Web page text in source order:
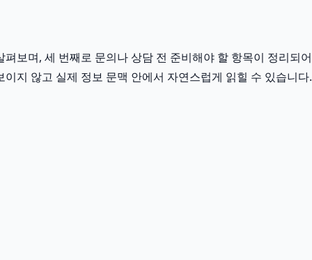
보며, 세 번째로 문의나 상담 전 준비해야 할 항목이 정리되어
지 않고 실제 정보 문맥 안에서 자연스럽게 읽힐 수 있습니다.